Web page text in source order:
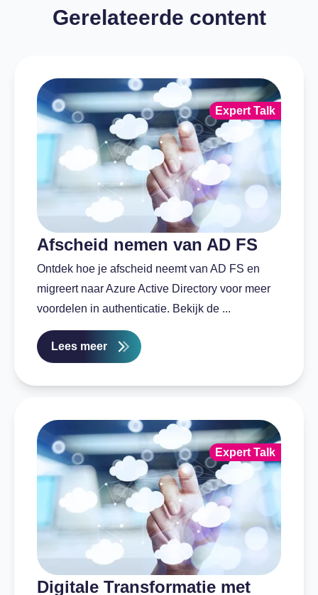
Gerelateerde content
Afscheid nemen van AD FS
Ontdek hoe je afscheid neemt van AD FS en
migreert naar Azure Active Directory voor meer
voordelen in authenticatie. Bekijk de ...
Lees meer
Expert Talk
Digitale Transformatie met
Expert Talk